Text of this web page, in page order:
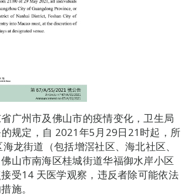
广州市及佛山市的疫情变化，卫生局
规定，自 2021年5月29日21时起，所
龙街道（包括增滘社区、海北社区、
山市南海区桂城街道华福御水岸小区
受14 天医学观察，违反者除可能依法
施。